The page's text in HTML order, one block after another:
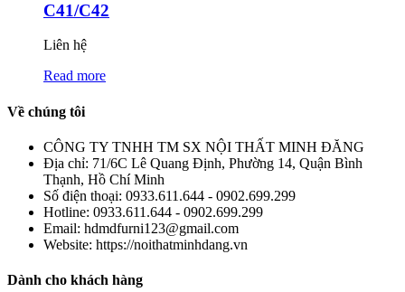
C41/C42
Liên hệ
Read more
Về chúng tôi
CÔNG TY TNHH TM SX NỘI THẤT MINH ĐĂNG
Địa chỉ: 71/6C Lê Quang Định, Phường 14, Quận Bình
Thạnh, Hồ Chí Minh
Số điện thoại: 0933.611.644 - 0902.699.299
Hotline: 0933.611.644 - 0902.699.299
Email: hdmdfurni123@gmail.com
Website: https://noithatminhdang.vn
Dành cho khách hàng